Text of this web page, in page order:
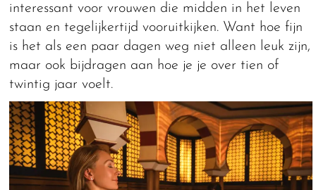
interessant voor vrouwen die midden in het leven
staan en tegelijkertijd vooruitkijken. Want hoe fijn
is het als een paar dagen weg niet alleen leuk zijn,
maar ook bijdragen aan hoe je je over tien of
twintig jaar voelt.